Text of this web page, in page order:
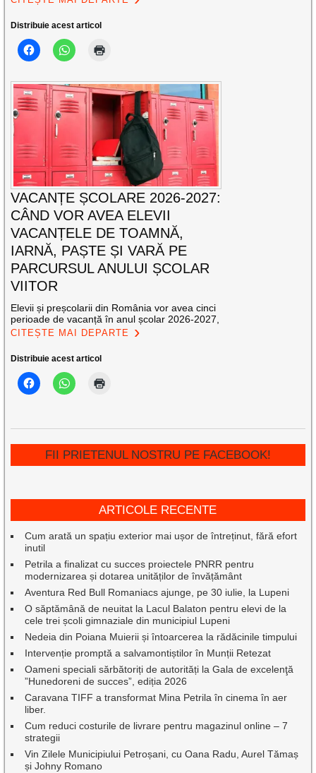
Distribuie acest articol
VACANȚE ȘCOLARE 2026-2027:
CÂND VOR AVEA ELEVII
VACANȚELE DE TOAMNĂ,
IARNĂ, PAȘTE ȘI VARĂ PE
PARCURSUL ANULUI ȘCOLAR
VIITOR
Elevii și preșcolarii din România vor avea cinci
perioade de vacanță în anul școlar 2026-2027,
CITEȘTE MAI DEPARTE
Distribuie acest articol
FII PRIETENUL NOSTRU PE FACEBOOK!
ARTICOLE RECENTE
Cum arată un spațiu exterior mai ușor de întreținut, fără efort
inutil
Petrila a finalizat cu succes proiectele PNRR pentru
modernizarea și dotarea unităților de învățământ
Aventura Red Bull Romaniacs ajunge, pe 30 iulie, la Lupeni
O săptămână de neuitat la Lacul Balaton pentru elevi de la
cele trei școli gimnaziale din municipiul Lupeni
Nedeia din Poiana Muierii și întoarcerea la rădăcinile timpului
Intervenție promptă a salvamontiștilor în Munții Retezat
Oameni speciali sărbătoriți de autorități la Gala de excelenţă
”Hunedoreni de succes”, ediția 2026
Caravana TIFF a transformat Mina Petrila în cinema în aer
liber.
Cum reduci costurile de livrare pentru magazinul online – 7
strategii
Vin Zilele Municipiului Petroșani, cu Oana Radu, Aurel Tămaș
și Johny Romano